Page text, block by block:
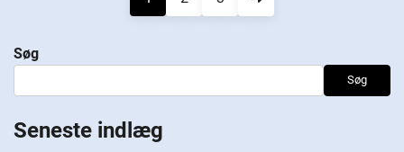
indlæg
Søg
Søg
Seneste indlæg